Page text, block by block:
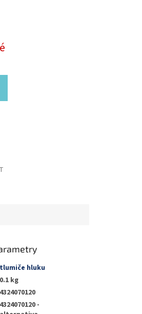
tlumiče hluku
0.1 kg
4324070120
4324070120 -